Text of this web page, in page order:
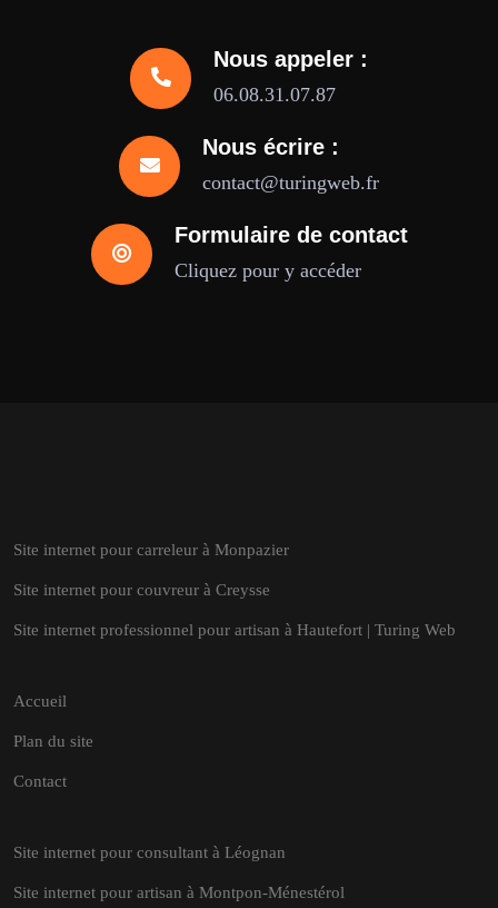
Nous appeler :
06.08.31.07.87
Nous écrire :
contact@turingweb.fr
Formulaire de contact
Cliquez pour y accéder
Site internet pour carreleur à Monpazier
Site internet pour couvreur à Creysse
Site internet professionnel pour artisan à Hautefort | Turing Web
Accueil
Plan du site
Contact
Site internet pour consultant à Léognan
Site internet pour artisan à Montpon-Ménestérol